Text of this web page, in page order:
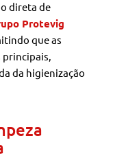
direta de
Protevig
que as
da higienização